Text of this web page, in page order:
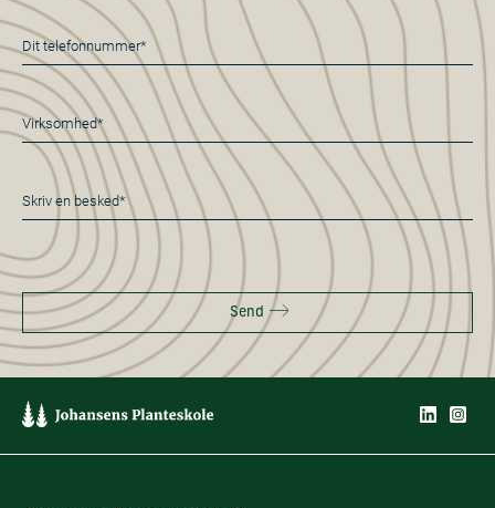
*
Telefon
*
Virksomhed*
*
Besked
*
Send